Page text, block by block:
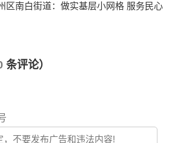
区南白街道：做实基层小网格 服务民心
条评论）